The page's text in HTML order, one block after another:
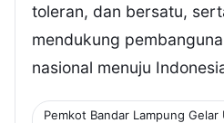
toleran, dan bersatu,
mendukung
nasional menuju
Pemkot Bandar Lampung